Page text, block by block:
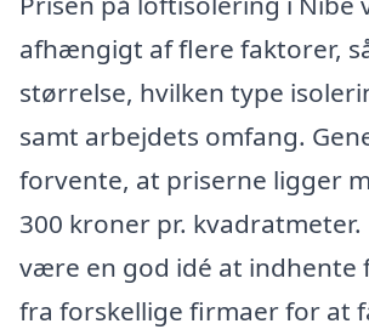
afhængigt af flere faktorer,
størrelse, hvilken type
samt arbejdets omfang.
forvente, at priserne ligger
300 kroner pr. kvadratmeter.
være en god idé at indhente
fra forskellige firmaer for at